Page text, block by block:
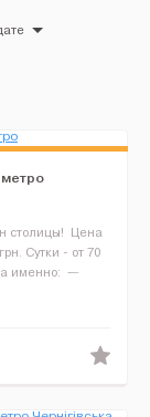
метро
столицы! Цена
Cутки - от 70
а именно: —